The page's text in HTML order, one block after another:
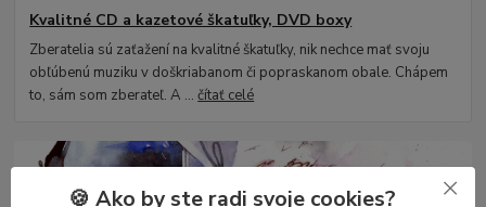
Kvalitné CD a kazetové škatuľky, DVD boxy
Zberatelia sú zaťažení na kvalitné škatuľky, nik nechce mať svoju
obľúbenú muziku v doškriabanom či popraskanom obale. Chápem
to, sám som zberateľ. A ...čítať celé
🍪 Ako by ste radi svoje cookies?